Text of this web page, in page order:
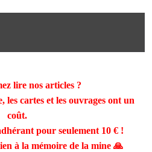
lire nos articles ?
les cartes et les ouvrages ont un
coût.
pour seulement 10 €!
à la mémoire de la mine 🙏